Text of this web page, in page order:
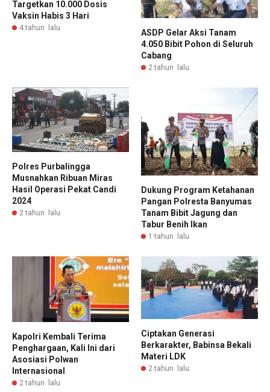
Targetkan 10.000 Dosis
Vaksin Habis 3 Hari
4 tahun lalu
ASDP Gelar Aksi Tanam
4.050 Bibit Pohon di Seluruh
Cabang
2 tahun lalu
Polres Purbalingga
Musnahkan Ribuan Miras
Hasil Operasi Pekat Candi
2024
2 tahun lalu
Dukung Program Ketahanan
Pangan Polresta Banyumas
Tanam Bibit Jagung dan
Tabur Benih Ikan
1 tahun lalu
Kapolri Kembali Terima
Penghargaan, Kali Ini dari
Asosiasi Polwan
Internasional
2 tahun lalu
Ciptakan Generasi
Berkarakter, Babinsa Bekali
Materi LDK
2 tahun lalu